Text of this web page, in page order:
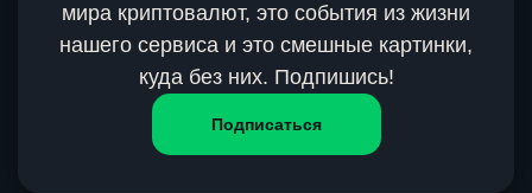
мира криптовалют, это события из жизни
нашего сервиса и это смешные картинки,
куда без них. Подпишись!
Подписаться